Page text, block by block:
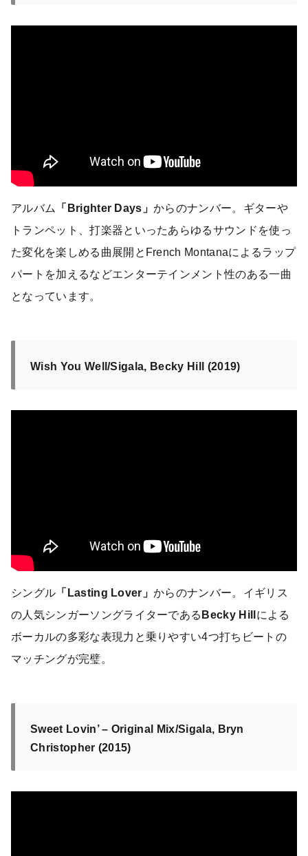
アルバム 「Brighter Days」からのナンバー。ギターや
トランペット、打楽器といったあらゆるサウンドを使っ
た変化を楽しめる曲展開とFrench Montanaによるラップ
パートを加えるなどエンターテインメント性のある一曲
となっています。
Wish You Well/Sigala, Becky Hill (2019)
シングル 「Lasting Lover」からのナンバー。イギリス
の人気シンガーソングライターである Becky Hill による
ボーカルの多彩な表現力と乗りやすい4つ打ちビートの
マッチングが完璧。
Sweet Lovin’ – Original Mix/Sigala, Bryn
Christopher (2015)